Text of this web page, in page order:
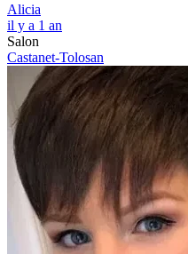
Alicia
il y a 1 an
Salon
Castanet-Tolosan